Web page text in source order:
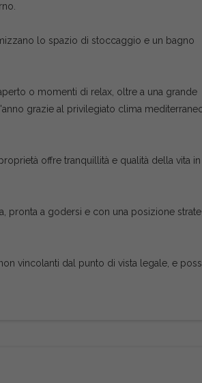
lo spazio di stoccaggio e un bagno
o momenti di relax, oltre a una grande
grazie al privilegiato clima
offre tranquillità e qualità della vita in
pronta a godersi e con una posizione
vincolanti dal punto di vista legale, e